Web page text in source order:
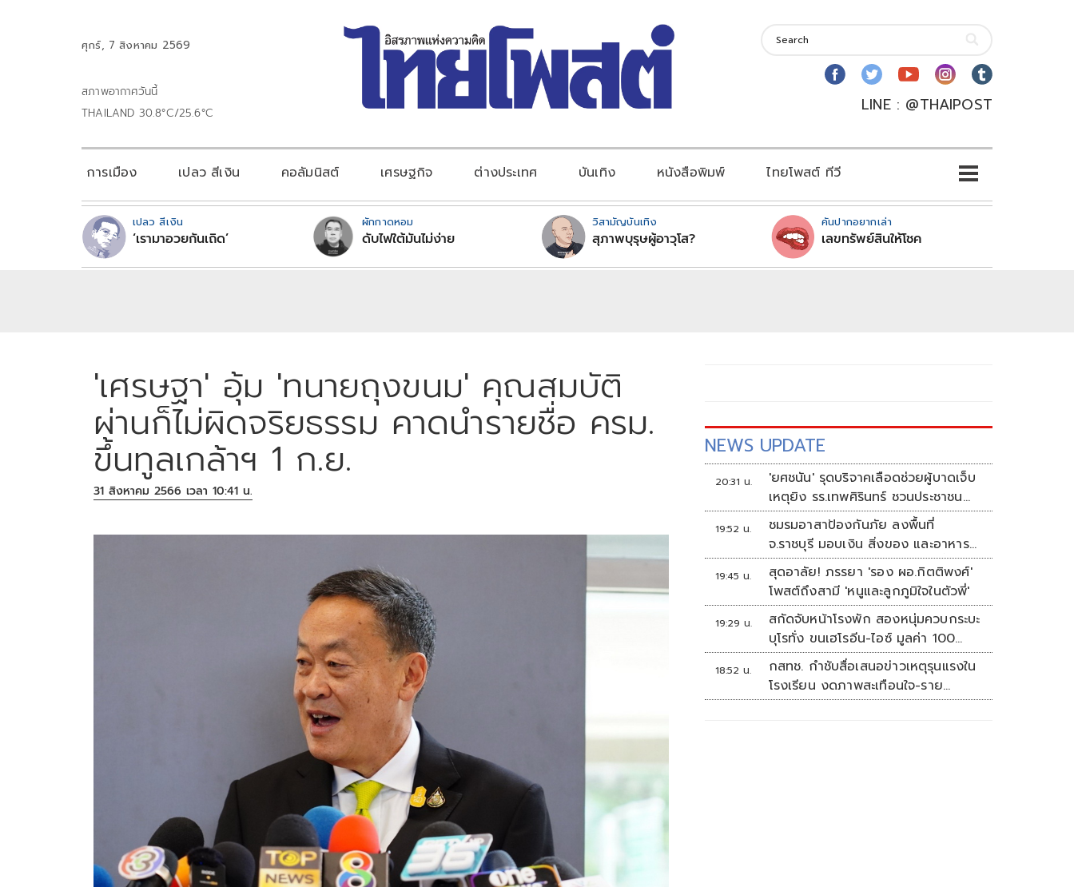
ศุกร์, 7 สิงหาคม 2569
สภาพอากาศวันนี้
THAILAND 30.8°C/25.6°C
LINE : @THAIPOST
การเมือง เปลว สีเงิน คอลัมนิสต์ เศรษฐกิจ ต่างประเทศ บันเทิง หนังสือพิมพ์ ไทยโพสต์ ทีวี
เปลว สีเงิน
‘เรามาอวยกันเถิด’
ผักกาดหอม
ดับไฟใต้มันไม่ง่าย
วิสามัญบันเทิง
สุภาพบุรุษผู้อาวุโส?
คันปากอยากเล่า
เลขทรัพย์สินให้โชค
'เศรษฐา' อุ้ม 'ทนายถุงขนม' คุณสมบัติ
ผ่านก็ไม่ผิดจริยธรรม คาดนำรายชื่อ ครม.
ขึ้นทูลเกล้าฯ 1 ก.ย.
31 สิงหาคม 2566 เวลา 10:41 น.
NEWS UPDATE
20:31 น.
'ยศชนัน' รุดบริจาคเลือดช่วยผู้บาดเจ็บ
เหตุยิง รร.เทพศิรินทร์ ชวนประชาชน
ร่วมบริจาค
19:52 น.
ชมรมอาสาป้องกันภัย ลงพื้นที่
จ.ราชบุรี มอบเงิน สิ่งของ และอาหาร
กลางวัน แก่โรงเรียนบ้านหนองน้ำใส
19:45 น.
สุดอาลัย! ภรรยา 'รอง ผอ.กิตติพงศ์'
โพสต์ถึงสามี 'หนูและลูกภูมิใจในตัวพี่'
19:29 น.
สกัดจับหน้าโรงพัก สองหนุ่มควบกระบะ
บุโรทั่ง ขนเฮโรอีน-ไอซ์ มูลค่า 100
ล้าน
18:52 น.
กสทช. กำชับสื่อเสนอข่าวเหตุรุนแรงใน
โรงเรียน งดภาพสะเทือนใจ-ราย
ละเอียดเสี่ยงเลียนแบบ